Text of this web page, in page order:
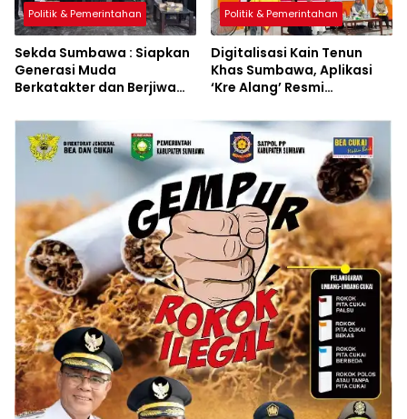
Politik & Pemerintahan
Sekda Sumbawa : Siapkan
Generasi Muda
Berkatakter dan Berjiwa
Politik & Pemerintahan
Digitalisasi Kain Tenun
Khas Sumbawa, Aplikasi
‘Kre Alang’ Resmi